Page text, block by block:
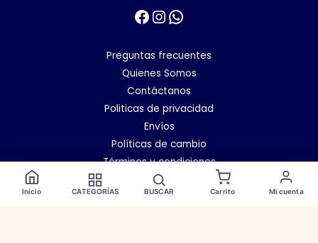
Facebook
Instagram
WhatsApp
Preguntas frecuentes
Quienes Somos
Contáctanos
Politicas de privacidad
Envíos
Políticas de cambio
Términos y condiciones
Inicio CATEGORÍAS BUSCAR Carrito Mi cuenta